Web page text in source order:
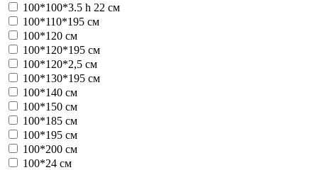
100*100*3.5 h 22 см
100*110*195 см
100*120 см
100*120*195 см
100*120*2,5 см
100*130*195 см
100*140 см
100*150 см
100*185 см
100*195 см
100*200 см
100*24 см